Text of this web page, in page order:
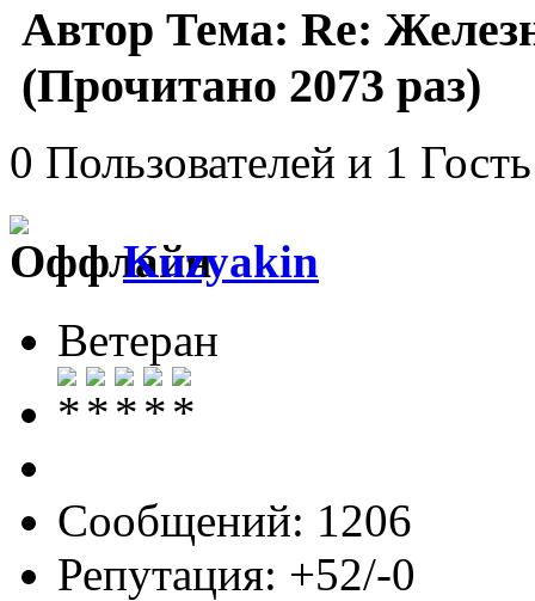
Автор Тема: Re:
(Прочитано 2073 раз)
0 Пользователей и 1
Kuzyakin
Ветеран
Сообщений: 1206
Репутация: +52/-0